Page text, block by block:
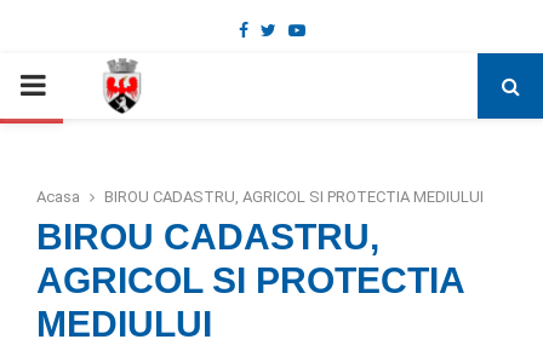
Deschide bara de unelte
Facebook
TwitterYoutube
PRIMARY
Acasa BIROU CADASTRU, AGRICOL SI PROTECTIA MEDIULUI
BIROU CADASTRU,
AGRICOL SI PROTECTIA
MEDIULUI